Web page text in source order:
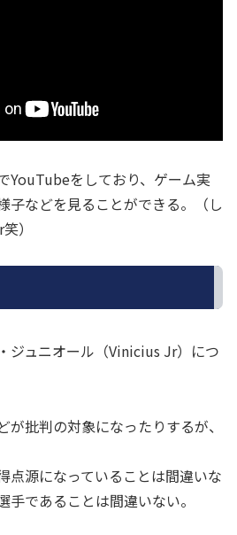
YouTubeをしており、ゲーム実
子などを見ることができる。（し
）
ジュニオール（Vinicius Jr）につ
が批判の対象になったりするが、
点源になっていることは間違いな
手であることは間違いない。